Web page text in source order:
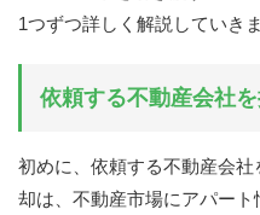
1つずつ詳しく解説していきま
依頼する不動産会社
初めに、依頼する不動産会
却は、不動産市場にアパー